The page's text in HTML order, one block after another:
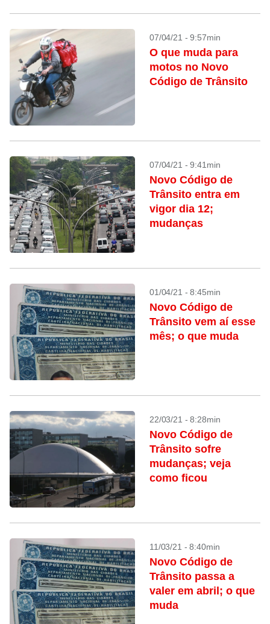
07/04/21 - 9:57min
O que muda para
motos no Novo
Código de Trânsito
07/04/21 - 9:41min
Novo Código de
Trânsito entra em
vigor dia 12;
mudanças
01/04/21 - 8:45min
Novo Código de
Trânsito vem aí esse
mês; o que muda
22/03/21 - 8:28min
Novo Código de
Trânsito sofre
mudanças; veja
como ficou
11/03/21 - 8:40min
Novo Código de
Trânsito passa a
valer em abril; o que
muda